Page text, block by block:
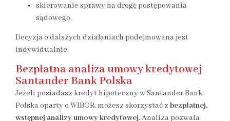
skierowanie sprawy na drogę postępowania
sądowego.
Decyzja o dalszych działaniach podejmowana jest
indywidualnie.
Bezpłatna analiza umowy kredytowej
Santander Bank Polska
Jeżeli posiadasz kredyt hipoteczny w Santander Bank
Polska oparty o WIBOR, możesz skorzystać z bezpłatnej,
wstępnej analizy umowy kredytowej. Analiza pozwala